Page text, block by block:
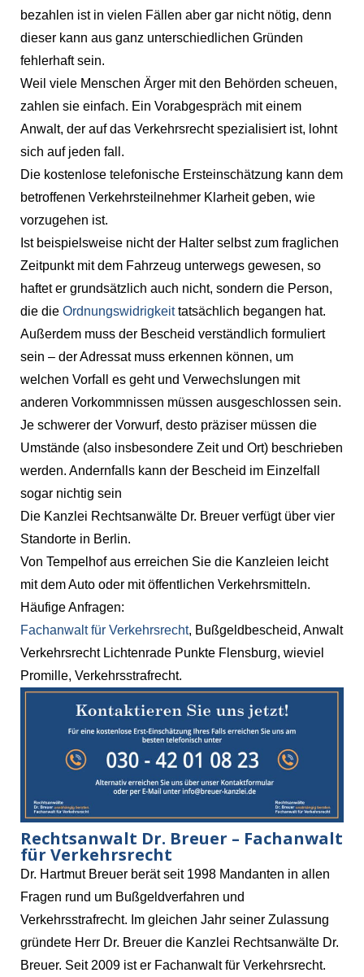
bezahlen ist in vielen Fällen aber gar nicht nötig, denn
dieser kann aus ganz unterschiedlichen Gründen
fehlerhaft sein.
Weil viele Menschen Ärger mit den Behörden scheuen,
zahlen sie einfach. Ein Vorabgespräch mit einem
Anwalt, der auf das Verkehrsrecht spezialisiert ist, lohnt
sich auf jeden fall.
Die kostenlose telefonische Ersteinschätzung kann dem
betroffenen Verkehrsteilnehmer Klarheit geben, wie
vorzugehen ist.
Ist beispielsweise nicht der Halter selbst zum fraglichen
Zeitpunkt mit dem Fahrzeug unterwegs gewesen, so
haftet er grundsätzlich auch nicht, sondern die Person,
die die Ordnungswidrigkeittatsächlich begangen hat.
Außerdem muss der Bescheid verständlich formuliert
sein – der Adressat muss erkennen können, um
welchen Vorfall es geht und Verwechslungen mit
anderen Vorkommnissen müssen ausgeschlossen sein.
Je schwerer der Vorwurf, desto präziser müssen die
Umstände (also insbesondere Zeit und Ort) beschrieben
werden. Andernfalls kann der Bescheid im Einzelfall
sogar nichtig sein
Die Kanzlei Rechtsanwälte Dr. Breuer verfügt über vier
Standorte in Berlin.
Von Tempelhof aus erreichen Sie die Kanzleien leicht
mit dem Auto oder mit öffentlichen Verkehrsmitteln.
Häufige Anfragen:
Fachanwalt für Verkehrsrecht, Bußgeldbescheid, Anwalt
Verkehrsrecht Lichtenrade Punkte Flensburg, wieviel
Promille, Verkehrsstrafrecht.
Rechtsanwalt Dr. Breuer – Fachanwalt
für Verkehrsrecht
Dr. Hartmut Breuer berät seit 1998 Mandanten in allen
Fragen rund um Bußgeldverfahren und
Verkehrsstrafrecht. Im gleichen Jahr seiner Zulassung
gründete Herr Dr. Breuer die Kanzlei Rechtsanwälte Dr.
Breuer. Seit 2009 ist er Fachanwalt für Verkehrsrecht.